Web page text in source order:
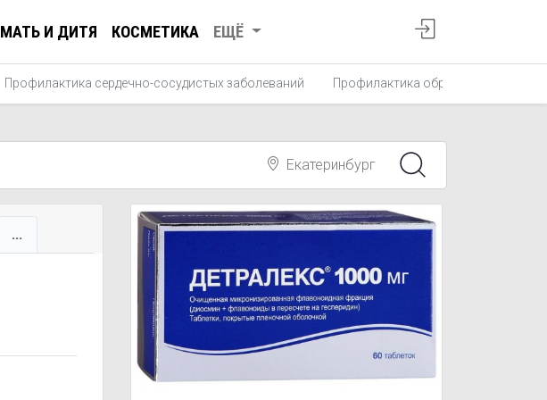
МАТЬ И ДИТЯ КОСМЕТИКА ЕЩЁ
Профилактика сердечно-сосудистых заболеваний Профилактика образования
Екатеринбург
...